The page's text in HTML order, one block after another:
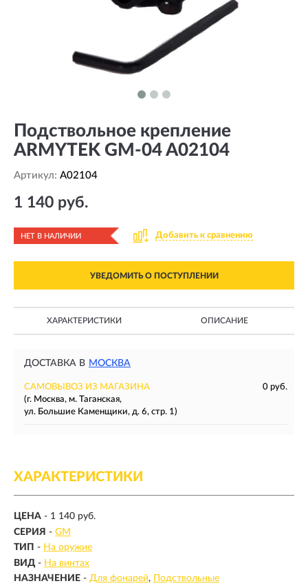
Подствольное крепление
ARMYTEK GM-04 A02104
Артикул: A02104
1 140 руб.
НЕТ В НАЛИЧИИ Добавить к сравнению
УВЕДОМИТЬ О ПОСТУПЛЕНИИ
ХАРАКТЕРИСТИКИ ОПИСАНИЕ
ДОСТАВКА В МОСКВА
САМОВЫВОЗ ИЗ МАГАЗИНА
0 руб.
(г. Москва, м. Таганская,
ул. Большие Каменщики, д. 6, стр. 1)
ХАРАКТЕРИСТИКИ
ЦЕНА - 1 140 руб.
СЕРИЯ - GM
ТИП - На оружие
ВИД - На винтах
НАЗНАЧЕНИЕ - Для фонарей
Подствольные